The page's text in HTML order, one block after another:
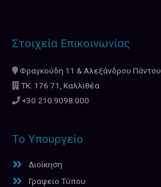
Στοιχεία Επικοινωνίας
Φραγκούδη 11 & Αλεξάνδρου Πάντου
ΤΚ: 176 71, Καλλιθέα
+30 210.9098.000
Το Υπουργείο
Διοίκηση
Γραφείο Τύπου